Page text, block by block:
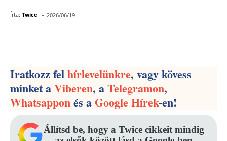
Írta: Twice - 2026/06/19
Iratkozz felhírlevelünkre, vagy kövess
minket aViberen, aTelegramon,
Whatsapponés aGoogle Hírek-en!
Állítsd be, hogy a Twice cikkeit mindig